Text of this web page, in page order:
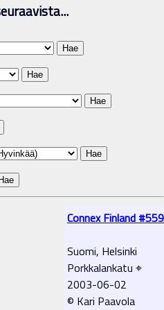
Connex Finland #559
Suomi, Helsinki
Porkkalankatu ⌖
2003-06-02
© Kari Paavola